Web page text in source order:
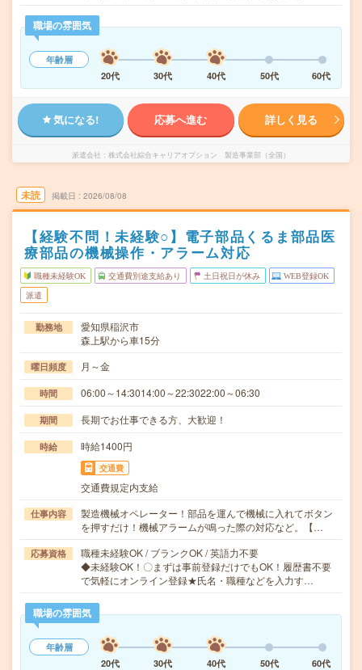
職場の雰囲気
年齢層
20代
30代 40代 50代 60代
気になる! 応募へ進む 詳しく見る
派遣会社 株式会社綜合キャリアオプション 製造事業部（全国）
未読 掲載日 2026/08/08
【経験不問！未経験○】電子部品くるま部品医
療部品の機械操作・アラーム対応
職種未経験OK 交通費別途支給あり 土日祝日が休み WEB登録OK
派遣
勤務地
愛知県稲沢市
森上駅から車15分
曜日頻度 月～金
時間 06:00～14:3014:00～22:3022:00～06:30
期間 長期でお仕事できる方、大歓迎！
時給 時給1400円
交通費
交通費規定内支給
仕事内容
製造機械オペレーター！部品を運んで機械に入れてボタン
を押すだけ！機械アラームが鳴った際の対応など。【…
応募資格
職種未経験OK / ブランクOK / 英語力不要
◆未経験OK！〇まずは事前登録だけでもOK！履歴書不要
で気軽にオンライン登録★氏名・職種などを入力す…
職場の雰囲気
年齢層
20代
30代 40代 50代 60代